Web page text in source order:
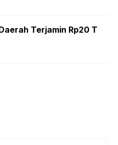
Terjamin Rp20 T